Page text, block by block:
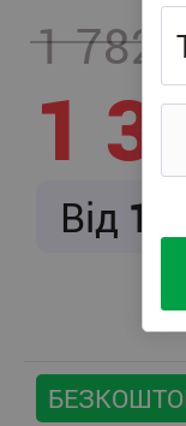
1 782
1
Від 166